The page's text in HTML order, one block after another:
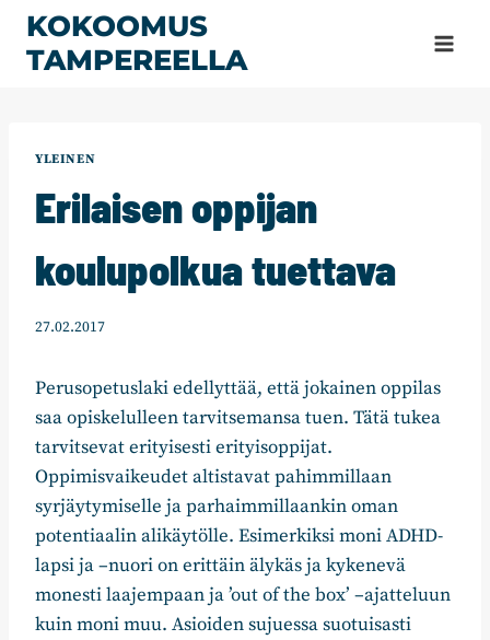
Siirry
sisältöön
KOKOOMUS
TAMPEREELLA
YLEINEN
Erilaisen oppijan
koulupolkua tuettava
27.02.2017
Perusopetuslaki edellyttää, että jokainen oppilas
saa opiskelulleen tarvitsemansa tuen. Tätä tukea
tarvitsevat erityisesti erityisoppijat.
Oppimisvaikeudet altistavat pahimmillaan
syrjäytymiselle ja parhaimmillaankin oman
potentiaalin alikäytölle. Esimerkiksi moni ADHD-
lapsi ja –nuori on erittäin älykäs ja kykenevä
monesti laajempaan ja ’out of the box’ –ajatteluun
kuin moni muu. Asioiden sujuessa suotuisasti